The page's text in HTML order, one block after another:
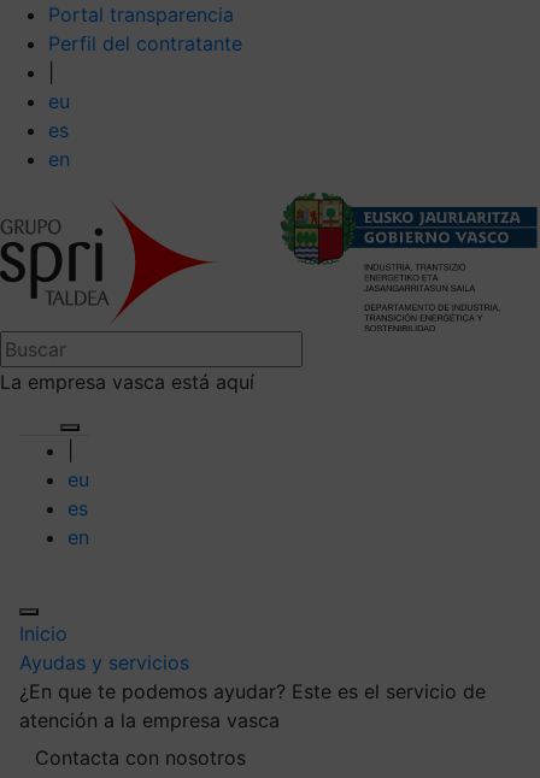
Portal transparencia
Perfil del contratante
eu
es
en
La empresa vasca está aquí
eu
es
en
Inicio
Ayudas y servicios
¿En que te podemos ayudar? Este es el servicio de
atención a la empresa vasca
Contacta con nosotros